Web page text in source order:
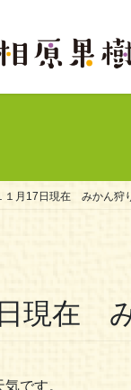
１月17日現在 みかん狩
現在
です。